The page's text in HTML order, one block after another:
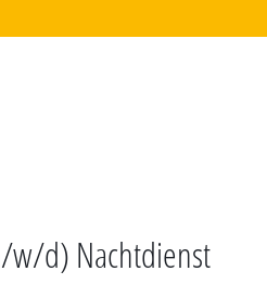
w/d) Nachtdienst